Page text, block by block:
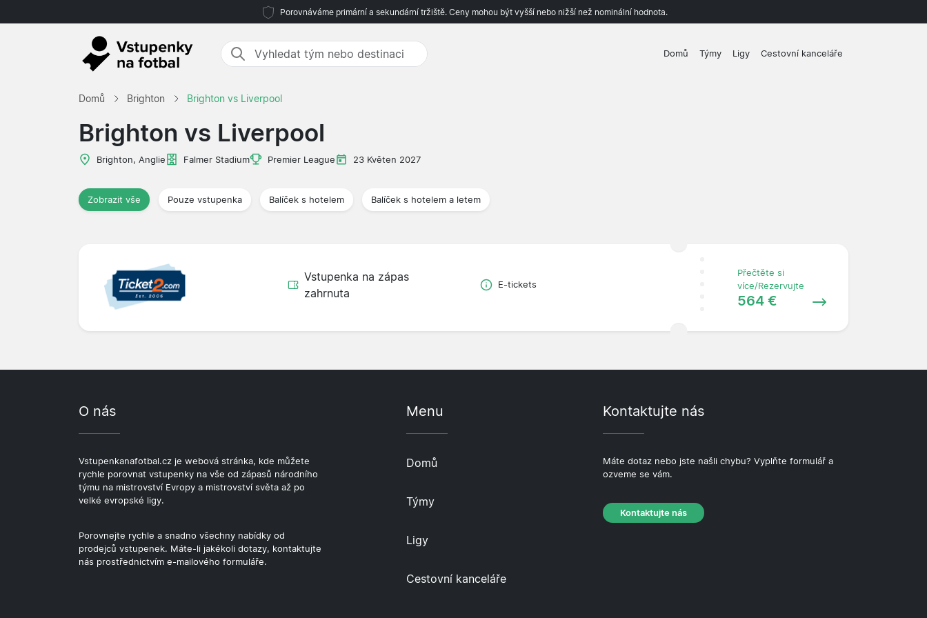
Porovnáváme primární a sekundární tržiště. Ceny mohou být vyšší nebo nižší než nominální hodnota.
Domů Týmy Ligy Cestovní kanceláře
Domů Brighton Brighton vs Liverpool
Brighton vs Liverpool
Brighton, Anglie Falmer Stadium Premier League 23 Květen 2027
Zobrazit vše Pouze vstupenka Balíček s hotelem Balíček s hotelem a letem
Vstupenka na zápas
zahrnuta
E-tickets
Přečtěte si
více/Rezervujte
564 €
O nás
Vstupenkanafotbal.cz je webová stránka, kde můžete
rychle porovnat vstupenky na vše od zápasů národního
týmu na mistrovství Evropy a mistrovství světa až po
velké evropské ligy.
Porovnejte rychle a snadno všechny nabídky od
prodejců vstupenek. Máte-li jakékoli dotazy, kontaktujte
nás prostřednictvím e-mailového formuláře.
Menu
Domů
Týmy
Ligy
Cestovní kanceláře
Kontaktujte nás
Máte dotaz nebo jste našli chybu? Vyplňte formulář a
ozveme se vám.
Kontaktujte nás